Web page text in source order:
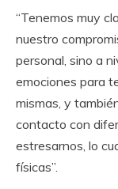
“Tenemos muy
nuestro
personal, sino a
emociones para
mismas, y
contacto con
estresarnos, lo
físicas”.